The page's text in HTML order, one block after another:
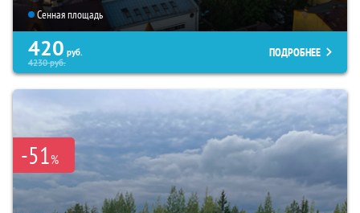
Сенная площадь
420 руб.
4230руб.
ПОДРОБНЕЕ
-51%